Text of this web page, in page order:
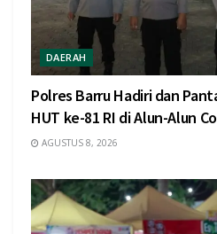
DAERAH
Polres Barru Hadiri dan
HUT ke-81 RI di Alun-Alun
AGUSTUS 8, 2026